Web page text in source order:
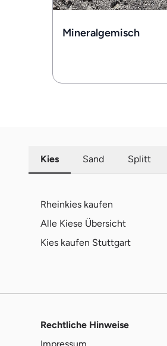
Mineralgemisch
Kies Sand Splitt
Rheinkies kaufen
Alle Kiese Übersicht
Kies kaufen Stuttgart
Rechtliche Hinweise
Impressum